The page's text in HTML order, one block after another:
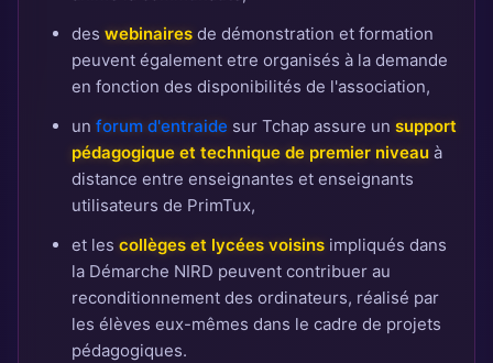
des webinaires de démonstration et formation
peuvent également etre organisés à la demande
en fonction des disponibilités de l'association,
un forum d'entraide sur Tchap assure un support
pédagogique et technique de premier niveau à
distance entre enseignantes et enseignants
utilisateurs de PrimTux,
et les collèges et lycées voisins impliqués dans
la Démarche NIRD peuvent contribuer au
reconditionnement des ordinateurs, réalisé par
les élèves eux-mêmes dans le cadre de projets
pédagogiques.